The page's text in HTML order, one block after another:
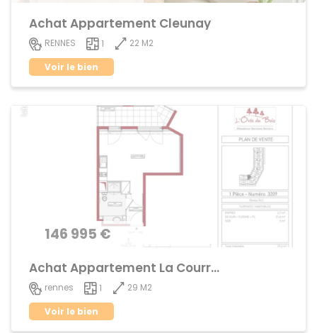
Achat Appartement Cleunay
RENNES 1
22 M2
Voir le bien
146 995 €
Achat Appartement La Courrouze
rennes 1
29 M2
Voir le bien